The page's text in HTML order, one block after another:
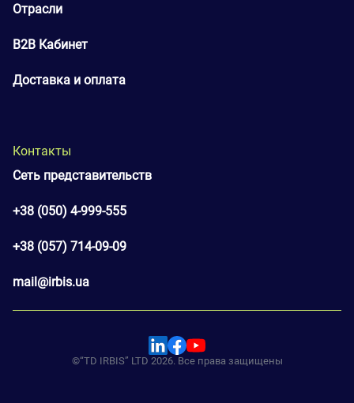
Отрасли
B2B Кабинет
Доставка и оплата
Контакты
Сеть представительств
+38 (050) 4-999-555
+38 (057) 714-09-09
mail@irbis.ua
©“TD IRBIS” LTD 2026. Все права защищены